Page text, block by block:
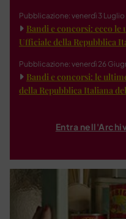
Pubblicazione: venerdì 3
Bandi e concorsi: ecco
Ufficiale della Repubblica
Pubblicazione: venerdì 26
Bandi e concorsi: le
della Repubblica Italiana
Entra